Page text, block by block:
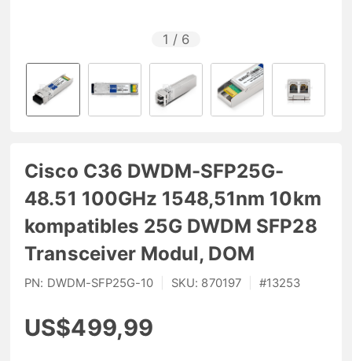
1 / 6
Cisco C36 DWDM-SFP25G-
48.51 100GHz 1548,51nm 10km
kompatibles 25G DWDM SFP28
Transceiver Modul, DOM
PN: DWDM-SFP25G-10 SKU: 870197 #13253
US$499,99